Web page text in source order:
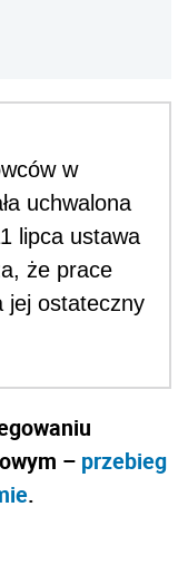
w
uchwalona
lipca ustawa
że prace
jej ostateczny
– przebieg
.